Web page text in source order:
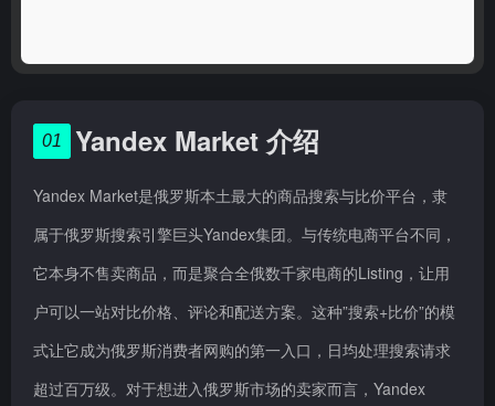
01 Yandex Market 介绍
Yandex Market是俄罗斯本土最大的商品搜索与比价平台，隶
属于俄罗斯搜索引擎巨头Yandex集团。与传统电商平台不同，
它本身不售卖商品，而是聚合全俄数千家电商的Listing，让用
户可以一站对比价格、评论和配送方案。这种”搜索+比价”的模
式让它成为俄罗斯消费者网购的第一入口，日均处理搜索请求
超过百万级。对于想进入俄罗斯市场的卖家而言，Yandex